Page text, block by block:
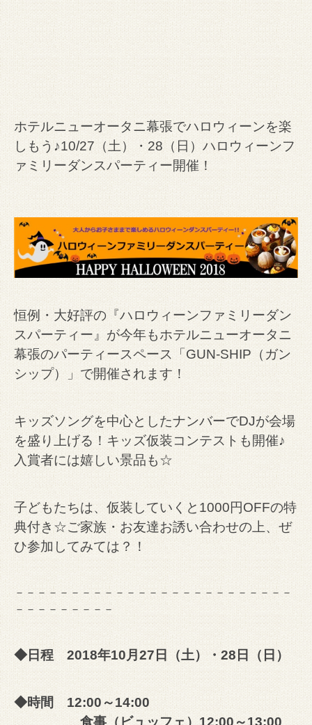
ホテルニューオータニ幕張でハロウィーンを楽
しもう♪10/27（土）・28（日）ハロウィーンフ
ァミリーダンスパーティー開催！
恒例・大好評の『ハロウィーンファミリーダン
スパーティー』が今年もホテルニューオータニ
幕張のパーティースペース「GUN-SHIP（ガン
シップ）」で開催されます！
キッズソングを中心としたナンバーでDJが会場
を盛り上げる！キッズ仮装コンテストも開催♪
入賞者には嬉しい景品も☆
子どもたちは、仮装していくと1000円OFFの特
典付き☆ご家族・お友達お誘い合わせの上、ぜ
ひ参加してみては？！
－－－－－－－－－－－－－－－－－－－－－－－－－
－－－－－－－－－
◆日程 2018年10月27日（土）・28日（日）
◆時間 12:00～14:00